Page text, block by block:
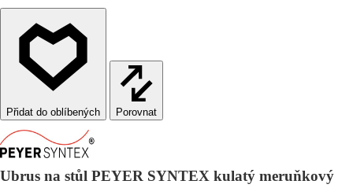
Porovnat
Ubrus na stůl PEYER SYNTEX kulatý meruňkový